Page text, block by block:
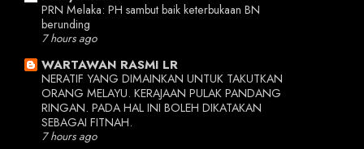
PRN Melaka: PH sambut baik keterbukaan BN
berunding
7 hours ago
WARTAWAN RASMI LR
NERATIF YANG DIMAINKAN UNTUK TAKUTKAN
ORANG MELAYU. KERAJAAN PULAK PANDANG
RINGAN. PADA HAL INI BOLEH DIKATAKAN
SEBAGAI FITNAH.
7 hours ago